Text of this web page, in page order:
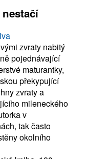
zvraty nabitý
pojednávající
maturantky,
překypující
zvraty a
mileneckého
v
tak často
okolního